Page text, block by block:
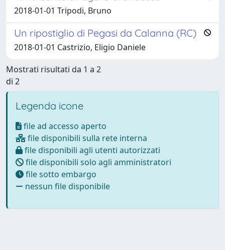
2018-01-01 Tripodi, Bruno
Un ripostiglio di Pegasi da Calanna (RC)
2018-01-01 Castrizio, Eligio Daniele
Mostrati risultati da 1 a 2
di 2
Legenda icone
file ad accesso aperto
file disponibili sulla rete interna
file disponibili agli utenti autorizzati
file disponibili solo agli amministratori
file sotto embargo
nessun file disponibile